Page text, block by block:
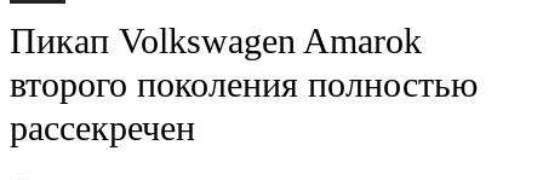
Пикап Volkswagen Amarok
второго поколения полностью
рассекречен